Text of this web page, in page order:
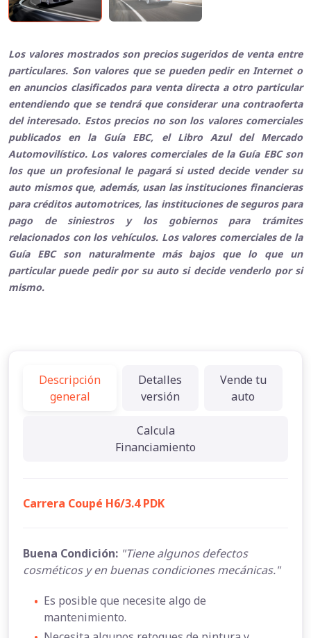
Los valores mostrados son precios sugeridos de venta entre
particulares. Son valores que se pueden pedir en Internet o
en anuncios clasificados para venta directa a otro particular
entendiendo que se tendrá que considerar una contraoferta
del interesado. Estos precios no son los valores comerciales
publicados en la Guía EBC, el Libro Azul del Mercado
Automovilístico. Los valores comerciales de la Guía EBC son
los que un profesional le pagará si usted decide vender su
auto mismos que, además, usan las instituciones financieras
para créditos automotrices, las instituciones de seguros para
pago de siniestros y los gobiernos para trámites
relacionados con los vehículos. Los valores comerciales de la
Guía EBC son naturalmente más bajos que lo que un
particular puede pedir por su auto si decide venderlo por si
mismo.
Descripción
general
Detalles
versión
Vende tu
auto
Calcula
Financiamiento
Carrera Coupé H6/3.4 PDK
Buena Condición: "Tiene algunos defectos
cosméticos y en buenas condiciones mecánicas."
• Es posible que necesite algo de
mantenimiento.